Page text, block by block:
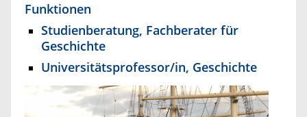
Funktionen
Studienberatung, Fachberater für
Geschichte
Universitätsprofessor/in, Geschichte